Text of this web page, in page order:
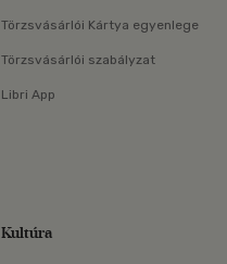
Törzsvásárlói Kártya egyenlege
Törzsvásárlói szabályzat
Libri App
Kultúra